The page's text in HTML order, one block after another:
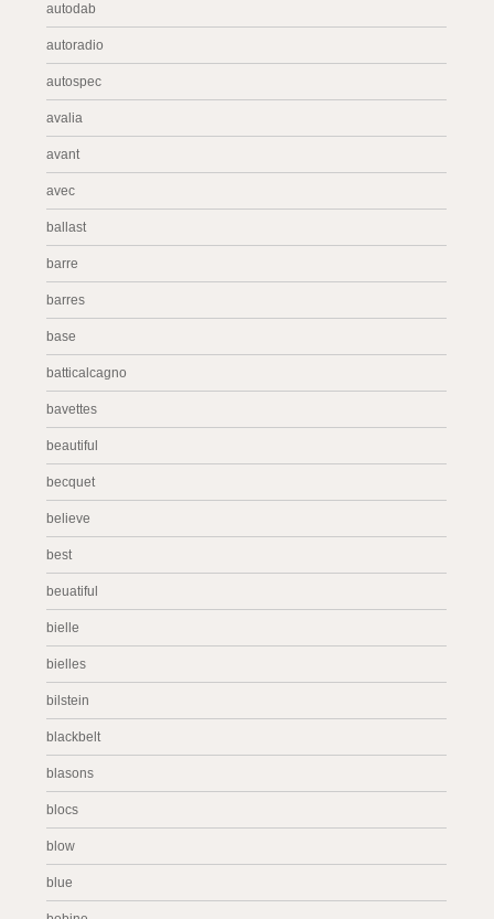
autodab
autoradio
autospec
avalia
avant
avec
ballast
barre
barres
base
batticalcagno
bavettes
beautiful
becquet
believe
best
beuatiful
bielle
bielles
bilstein
blackbelt
blasons
blocs
blow
blue